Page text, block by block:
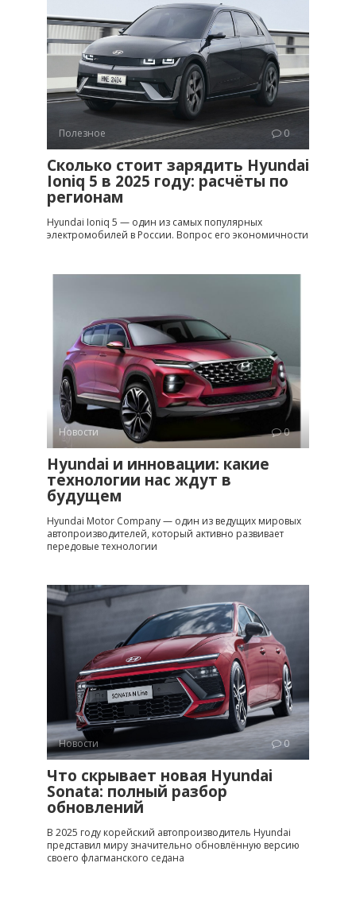
Полезное 0
Сколько стоит зарядить Hyundai
Ioniq 5 в 2025 году: расчёты по
регионам
Hyundai Ioniq 5 — один из самых популярных
электромобилей в России. Вопрос его экономичности
Новости 0
Hyundai и инновации: какие
технологии нас ждут в
будущем
Hyundai Motor Company — один из ведущих мировых
автопроизводителей, который активно развивает
передовые технологии
Новости 0
Что скрывает новая Hyundai
Sonata: полный разбор
обновлений
В 2025 году корейский автопроизводитель Hyundai
представил миру значительно обновлённую версию
своего флагманского седана